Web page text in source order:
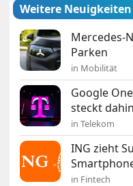
Weitere Neuigkeiten
Mercedes-
Parken
in Mobilität
Google
steckt
in Telekom
ING zieht
in Fintech